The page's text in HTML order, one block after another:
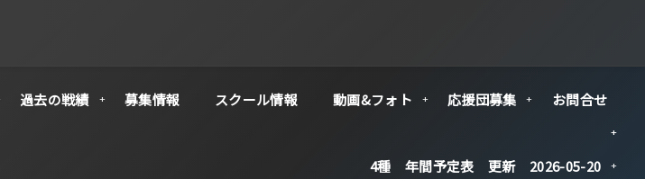
過去の戦績 募集情報 スクール情報 動画&フォト 応援団募集 お問合せ
4種 年間予定表 更新 2026-05-20